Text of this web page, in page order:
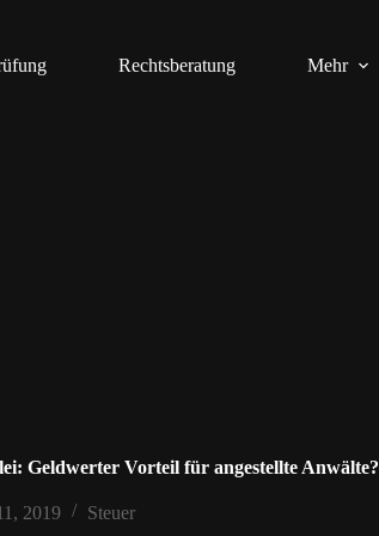
Rechtsberatung Mehr
Geldwerter Vorteil für angestellte Anwälte?
2019 Steuer